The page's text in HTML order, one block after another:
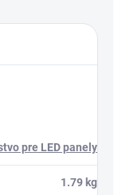
pre LED panely
1.79 kg